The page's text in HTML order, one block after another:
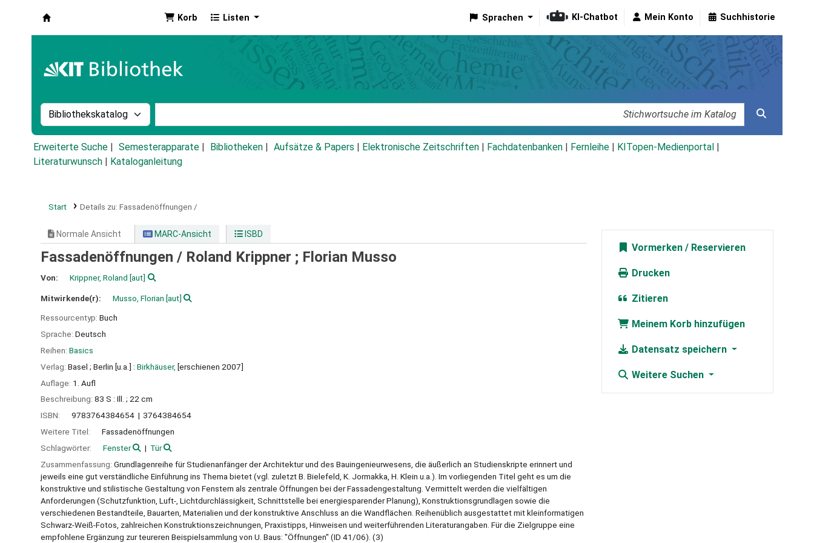
Korb Listen Sprachen KI-Chatbot Mein Konto Suchhistorie
Suche im Katalog nach:
Erweiterte Suche Semesterapparate Bibliotheken Aufsätze & Papers Elektronische Zeitschriften Fachdatenbanken Fernleihe KITopen-Medienportal
Literaturwunsch
Kataloganleitung
Start Details zu: Fassadenöffnungen /
Normale Ansicht MARC-Ansicht ISBD
Fassadenöffnungen / Roland Krippner ; Florian Musso
Von: Krippner, Roland [aut]
Mitwirkende(r): Musso, Florian [aut]
Ressourcentyp: Buch
Sprache: Deutsch
Reihen: Basics
Verlag: Basel ; Berlin [u.a.] : Birkhäuser, [erschienen 2007]
Auflage: 1. Aufl
Beschreibung: 83 S : Ill. ; 22 cm
ISBN:
9783764384654
3764384654
Weitere Titel:
Fassadenöffnungen
Schlagwörter:
Fenster
Tür
Zusammenfassung: Grundlagenreihe für Studienanfänger der Architektur und des Bauingenieurwesens, die äußerlich an Studienskripte erinnert und
jeweils eine gut verständliche Einführung ins Thema bietet (vgl. zuletzt B. Bielefeld, K. Jormakka, H. Klein u.a.). Im vorliegenden Titel geht es um die
konstruktive und stilistische Gestaltung von Fenstern als zentrale Öffnungen bei der Fassadengestaltung. Vermittelt werden die vielfältigen
Anforderungen (Schutzfunktion, Luft-, Lichtdurchlässigkeit, Schnittstelle bei energiesparender Planung), Konstruktionsgrundlagen sowie die
verschiedenen Bestandteile, Bauarten, Materialien und der konstruktive Anschluss an die Wandflächen. Reihenüblich ausgestattet mit kleinformatigen
Schwarz-Weiß-Fotos, zahlreichen Konstruktionszeichnungen, Praxistipps, Hinweisen und weiterführenden Literaturangaben. Für die Zielgruppe eine
empfohlene Ergänzung zur teureren Beispielsammlung von U. Baus: "Öffnungen" (ID 41/06). (3)
Vormerken
Drucken
Zitieren
Meinem Korb hinzufügen
Datensatz speichern
Weitere Suchen